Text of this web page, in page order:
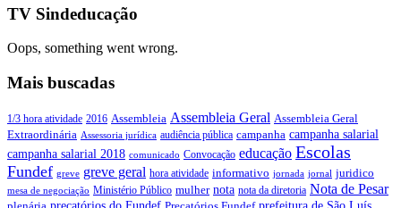
TV Sindeducação
Oops, something went wrong.
Mais buscadas
1/3 hora atividade 2016 Assembleia Assembleia Geral Assembleia Geral
Extraordinária Assessoria jurídica audiência pública campanha campanha salarial
campanha salarial 2018 comunicado Convocação educação Escolas
Fundef greve greve geral hora atividade informativo jornada jornal juridico
mesa de negociação Ministério Público mulher nota nota da diretoria Nota de Pesar
precatórios do Fundef prefeitura de São Luís